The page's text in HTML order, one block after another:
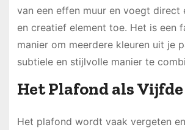
van een effen muur en voegt direct
en creatief element toe. Het is een
manier om meerdere kleuren uit je
subtiele en stijlvolle manier te
Het Plafond als
Het plafond wordt vaak vergeten